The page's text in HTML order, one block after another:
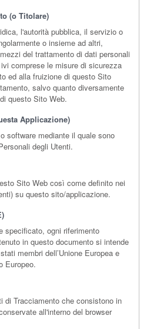
(o Titolare)
l'autorità pubblica, il servizio o
o insieme ad altri,
del trattamento di dati personali
comprese le misure di sicurezza
ed alla fruizione di questo Sito
salvo quanto diversamente
questo Sito Web.
Applicazione)
software mediante il quale sono
degli Utenti.
Sito Web così come definito nei
su questo sito/applicazione.
specificato, ogni riferimento
in questo documento si intende
membri dell’Unione Europea e
Europeo.
di Tracciamento che consistono in
all'interno del browser